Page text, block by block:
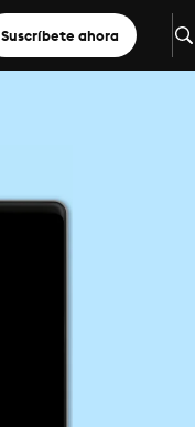
Suscríbete ahora